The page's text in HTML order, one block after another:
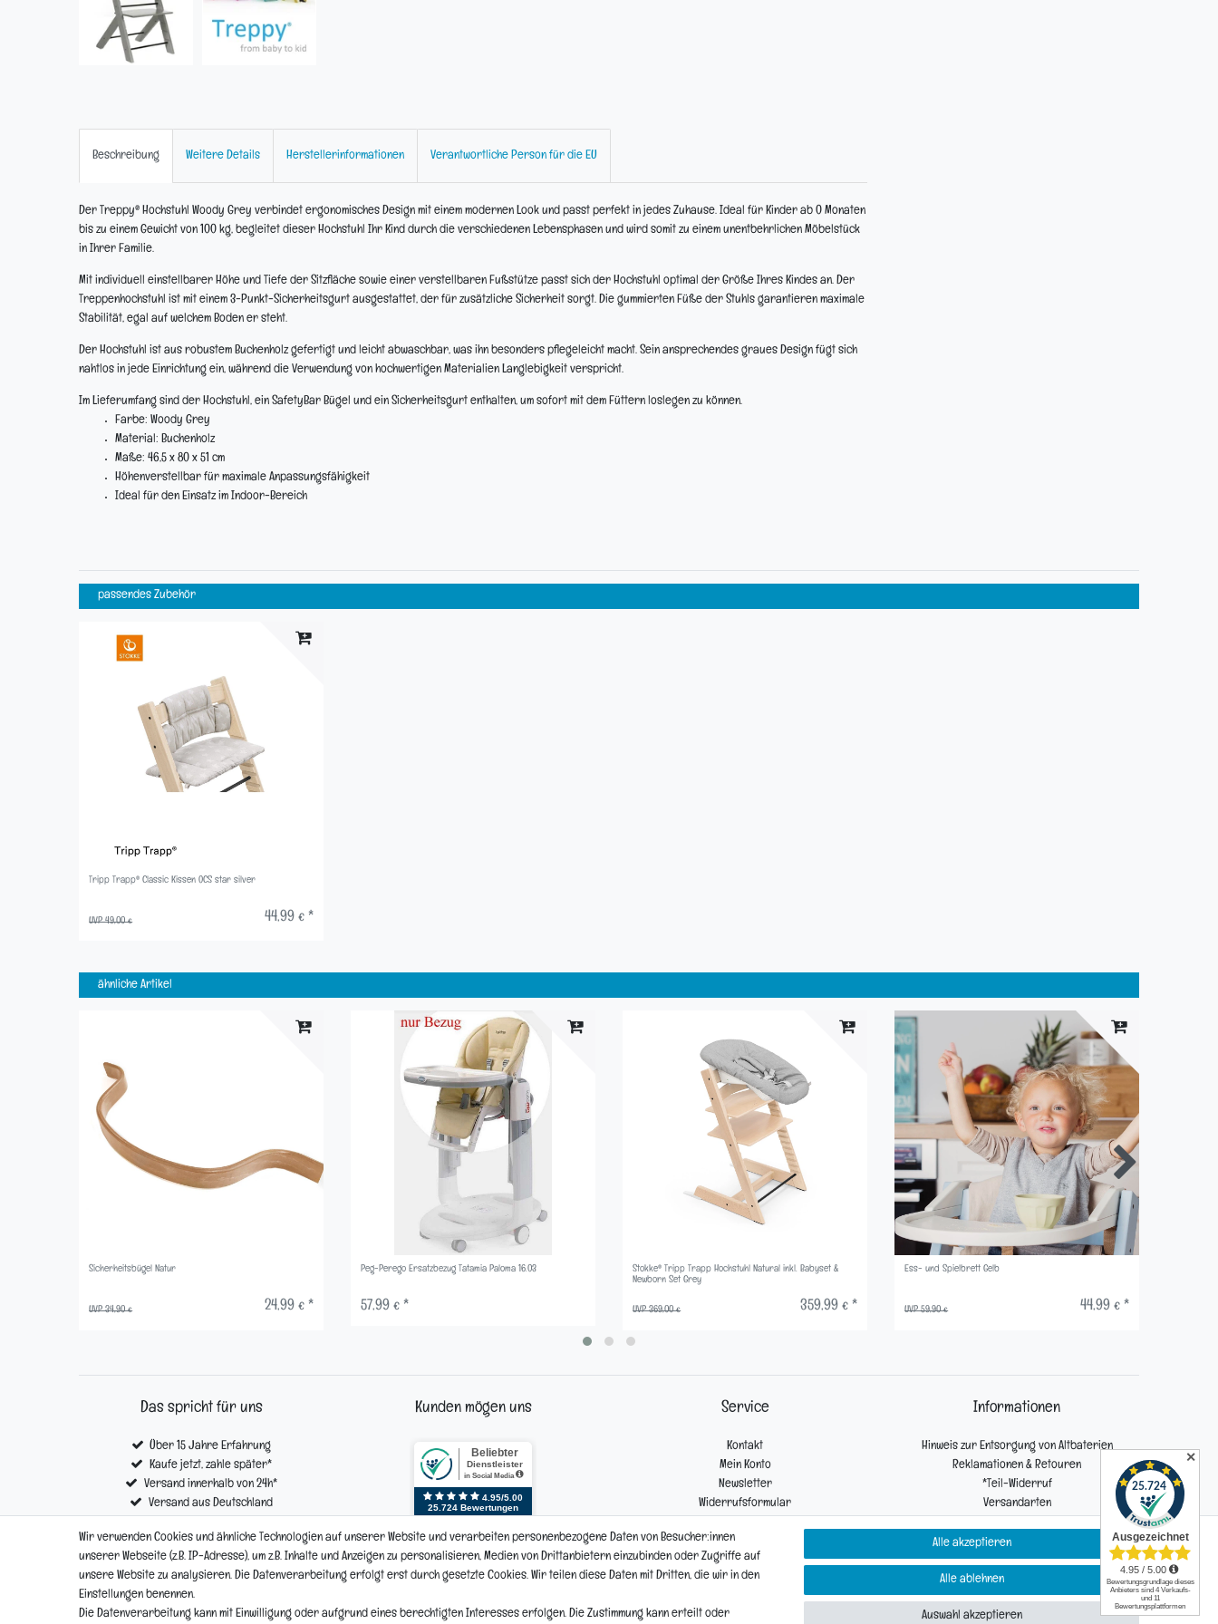
Beschreibung Weitere Details Herstellerinformationen Verantwortliche Person für die EU
Der Treppy® Hochstuhl Woody Grey verbindet ergonomisches Design mit einem modernen Look und passt perfekt in jedes Zuhause. Ideal für Kinder ab 0 Monaten
bis zu einem Gewicht von 100 kg, begleitet dieser Hochstuhl Ihr Kind durch die verschiedenen Lebensphasen und wird somit zu einem unentbehrlichen Möbelstück
in Ihrer Familie.
Mit individuell einstellbarer Höhe und Tiefe der Sitzfläche sowie einer verstellbaren Fußstütze passt sich der Hochstuhl optimal der Größe Ihres Kindes an. Der
Treppenhochstuhl ist mit einem 3-Punkt-Sicherheitsgurt ausgestattet, der für zusätzliche Sicherheit sorgt. Die gummierten Füße der Stuhls garantieren maximale
Stabilität, egal auf welchem Boden er steht.
Der Hochstuhl ist aus robustem Buchenholz gefertigt und leicht abwaschbar, was ihn besonders pflegeleicht macht. Sein ansprechendes graues Design fügt sich
nahtlos in jede Einrichtung ein, während die Verwendung von hochwertigen Materialien Langlebigkeit verspricht.
Im Lieferumfang sind der Hochstuhl, ein SafetyBar Bügel und ein Sicherheitsgurt enthalten, um sofort mit dem Füttern loslegen zu können.
Farbe: Woody Grey
Material: Buchenholz
Maße: 46,5 x 80 x 51 cm
Höhenverstellbar für maximale Anpassungsfähigkeit
Ideal für den Einsatz im Indoor-Bereich
passendes Zubehör
Tripp Trapp® Classic Kissen OCS star silver
UVP 49,00 € 44,99 € *
ähnliche Artikel
Sicherheitsbügel Natur
UVP 34,90 € 24,99 € *
Peg-Perego Ersatzbezug Tatamia Paloma 16.03
57,99 € *
Stokke® Tripp Trapp Hochstuhl Natural inkl. Babyset &
Newborn Set Grey
UVP 369,00 € 359,99 € *
Ess- und Spielbrett Gelb
UVP 59,90 € 44,99 € *
Das spricht für uns
Über 15 Jahre Erfahrung
Kaufe jetzt, zahle später*
Versand innerhalb von 24h*
Versand aus Deutschland
Kunden mögen uns Service
Kontakt
Mein Konto
Newsletter
Widerrufsformular
Informationen
Hinweis zur Entsorgung von Altbaterien
Reklamationen & Retouren
*Teil-Widerruf
Versandarten
Impressum Daten­schutz­erklärung
Wir verwenden Cookies und ähnliche Technologien auf unserer Website und verarbeiten personenbezogene Daten von Besucher:innen
unserer Webseite (z.B. IP-Adresse), um z.B. Inhalte und Anzeigen zu personalisieren, Medien von Drittanbietern einzubinden oder Zugriffe auf
unsere Website zu analysieren. Die Datenverarbeitung erfolgt erst durch gesetzte Cookies. Wir teilen diese Daten mit Dritten, die wir in den
Einstellungen benennen.
Die Datenverarbeitung kann mit Einwilligung oder aufgrund eines berechtigten Interesses erfolgen. Die Zustimmung kann erteilt oder
Alle akzeptieren
Alle ablehnen
Auswahl akzeptieren
✕